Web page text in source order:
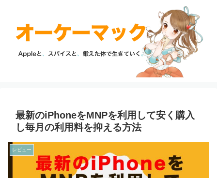
最新のiPhoneをMNPを利用して安く購入
し毎月の利用料を抑える方法
レビュー